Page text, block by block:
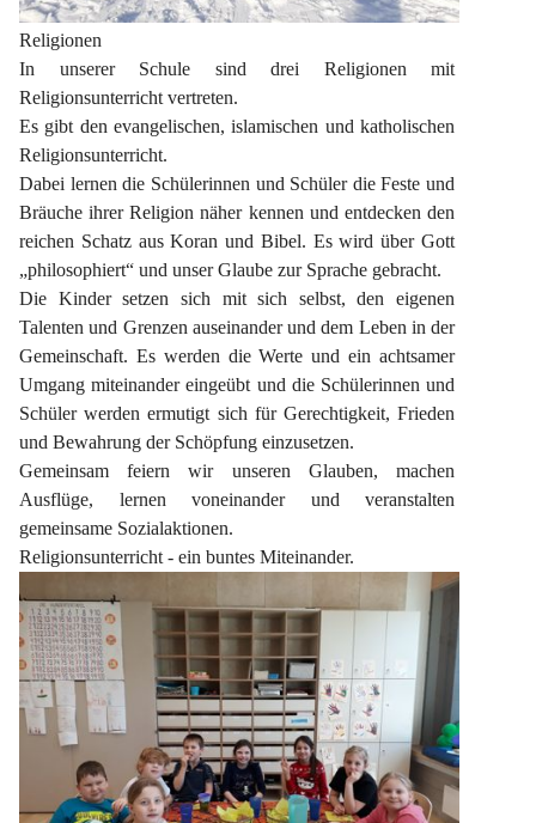
Religionen
In unserer Schule sind drei Religionen mit
Religionsunterricht vertreten.
Es gibt den evangelischen, islamischen und katholischen
Religionsunterricht.
Dabei lernen die Schülerinnen und Schüler die Feste und
Bräuche ihrer Religion näher kennen und entdecken den
reichen Schatz aus Koran und Bibel. Es wird über Gott
„philosophiert“ und unser Glaube zur Sprache gebracht.
Die Kinder setzen sich mit sich selbst, den eigenen
Talenten und Grenzen auseinander und dem Leben in der
Gemeinschaft. Es werden die Werte und ein achtsamer
Umgang miteinander eingeübt und die Schülerinnen und
Schüler werden ermutigt sich für Gerechtigkeit, Frieden
und Bewahrung der Schöpfung einzusetzen.
Gemeinsam feiern wir unseren Glauben, machen
Ausflüge, lernen voneinander und veranstalten
gemeinsame Sozialaktionen.
Religionsunterricht - ein buntes Miteinander.